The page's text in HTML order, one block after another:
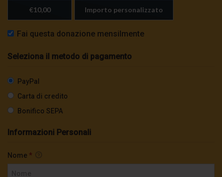
€10,00 Importo personalizzato
Fai questa donazione mensilmente
Seleziona il metodo di pagamento
PayPal
Carta di credito
Bonifico SEPA
Informazioni Personali
Nome *